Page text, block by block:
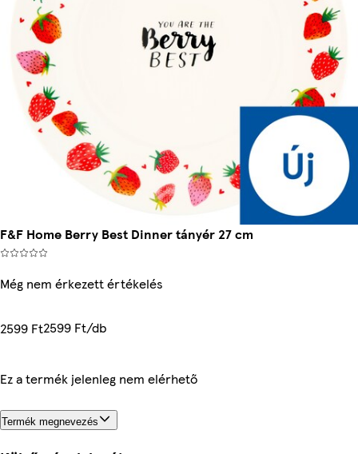
F&F Home Berry Best Dinner tányér 27 cm
Még nem érkezett értékelés
2599 Ft2599 Ft/db
Ez a termék jelenleg nem elérhető
Termék megnevezés